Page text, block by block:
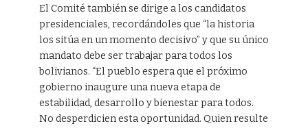
El Comité también se dirige a los candidatos
presidenciales, recordándoles que “la historia
los sitúa en un momento decisivo” y que su único
mandato debe ser trabajar para todos los
bolivianos. “El pueblo espera que el próximo
gobierno inaugure una nueva etapa de
estabilidad, desarrollo y bienestar para todos.
No desperdicien esta oportunidad. Quien resulte